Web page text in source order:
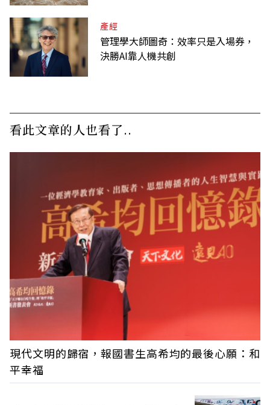
產經
管理學大師圖奇：效率只是入場券，
決勝AI靠人機共創
看此文章的人也看了..
現代文明的歸宿，報國書生高希均的最後心願：和
平幸福